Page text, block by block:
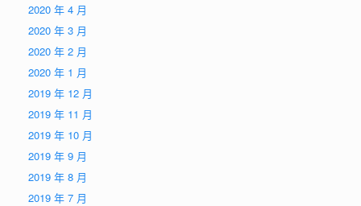
2020 年 4 月
2020 年 3 月
2020 年 2 月
2020 年 1 月
2019 年 12 月
2019 年 11 月
2019 年 10 月
2019 年 9 月
2019 年 8 月
2019 年 7 月